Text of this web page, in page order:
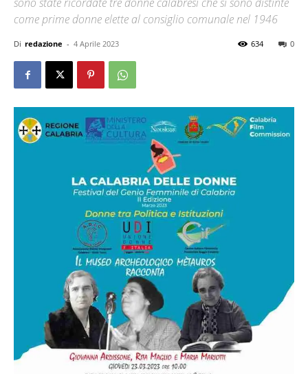
come prime donne elette al consiglio comunale nel 1946
Di redazione - 4 Aprile 2023 0
634